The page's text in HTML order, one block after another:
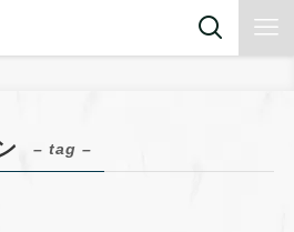
– tag –